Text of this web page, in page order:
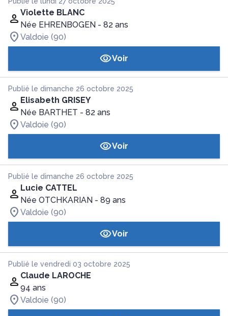
Violette BLANC
Née EHRENBOGEN - 82 ans
Valdoie (90)
Voir
Publié le dimanche 26 octobre 2025
Elisabeth GRISEY
Née BARTHET - 82 ans
Valdoie (90)
Voir
Publié le dimanche 26 octobre 2025
Lucie CATTEL
Née OTCHKARIAN - 89 ans
Valdoie (90)
Voir
Publié le vendredi 03 octobre 2025
Claude LAROCHE
94 ans
Valdoie (90)